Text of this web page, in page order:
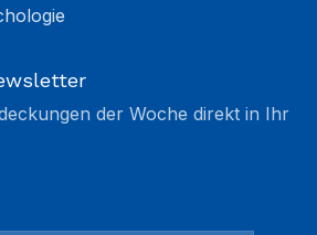
der Woche direkt in Ihr